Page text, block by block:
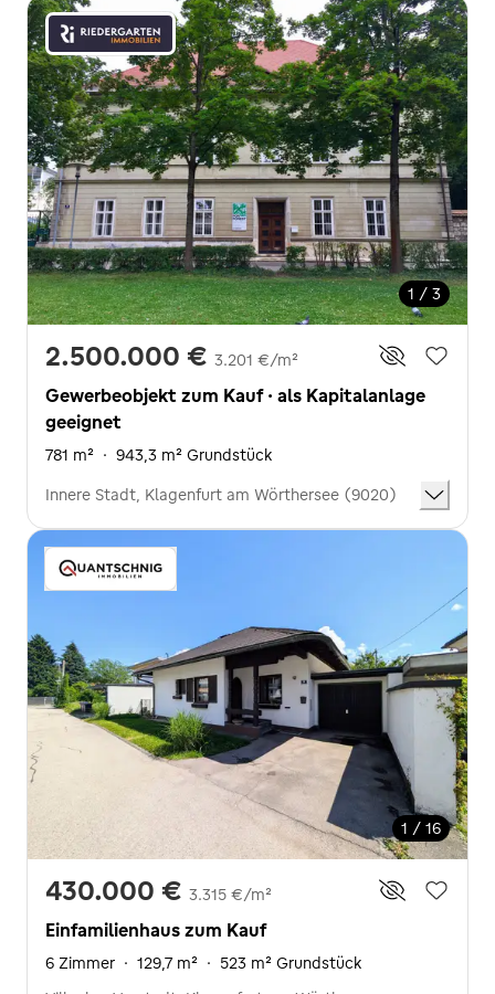
1 / 3
2.500.000 € 3.201 €/m²
Gewerbeobjekt zum Kauf · als Kapitalanlage
geeignet
781 m² · 943,3 m² Grundstück
Innere Stadt, Klagenfurt am Wörthersee (9020)
1 / 16
430.000 € 3.315 €/m²
Einfamilienhaus zum Kauf
6 Zimmer · 129,7 m² · 523 m² Grundstück